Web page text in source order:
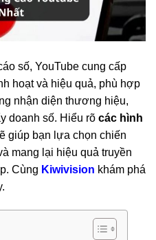
số, YouTube cung cấp
hoạt và hiệu quả, phù hợp
nhận diện thương hiệu,
doanh số. Hiểu rõ các hình
giúp bạn lựa chọn chiến
mang lại hiệu quả truyền
Cùng Kiwivision khám phá